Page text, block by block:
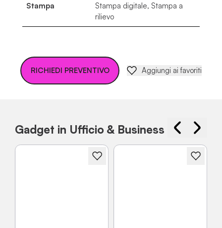
Stampa
Stampa digitale, Stampa a
rilievo
RICHIEDI PREVENTIVO Aggiungi ai favoriti
Gadget in Ufficio & Business